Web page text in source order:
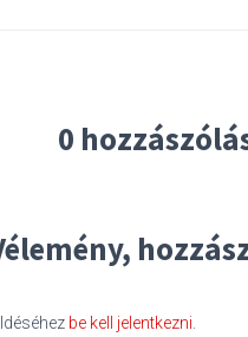
0
be kell jelentkezni